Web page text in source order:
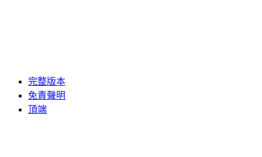
完整版本
免責聲明
頂端